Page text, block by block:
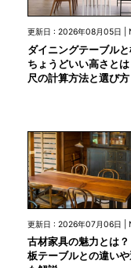
更新日 : 2026年08月05日 |
ダイニングテーブル
ちょうどいい高さと
尺の計算方法と選び方
更新日 : 2026年07月06日 |
古材家具の魅力とは
板テーブルとの違い